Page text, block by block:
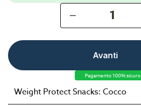
1
Avanti
Pagamento 100% sicuro
Weight Protect Snacks: Cocco